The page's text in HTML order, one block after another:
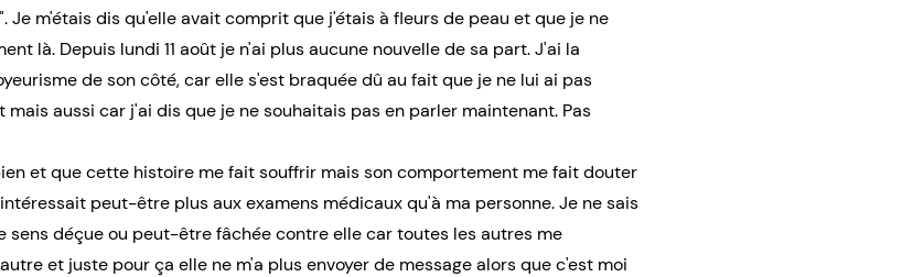
Je m'étais dis qu'elle avait comprit que j'étais à fleurs de peau et que je ne
là. Depuis lundi 11 août je n'ai plus aucune nouvelle de sa part. J'ai la
de son côté, car elle s'est braquée dû au fait que je ne lui ai pas
aussi car j'ai dis que je ne souhaitais pas en parler maintenant. Pas
et que cette histoire me fait souffrir mais son comportement me fait douter
peut-être plus aux examens médicaux qu'à ma personne. Je ne sais
sens déçue ou peut-être fâchée contre elle car toutes les autres me
et juste pour ça elle ne m'a plus envoyer de message alors que c'est moi